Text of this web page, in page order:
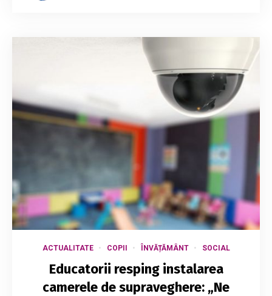
ACTUALITATE COPII ÎNVĂȚĂMÂNT SOCIAL
Educatorii resping instalarea
camerele de supraveghere: „Ne